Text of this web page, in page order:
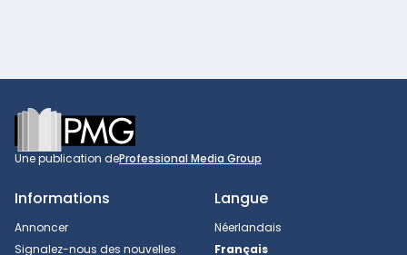
Footer
Une publication deProfessional Media Group
Informations
Annoncer
Signalez-nous des nouvelles
Langue
Néerlandais
Français